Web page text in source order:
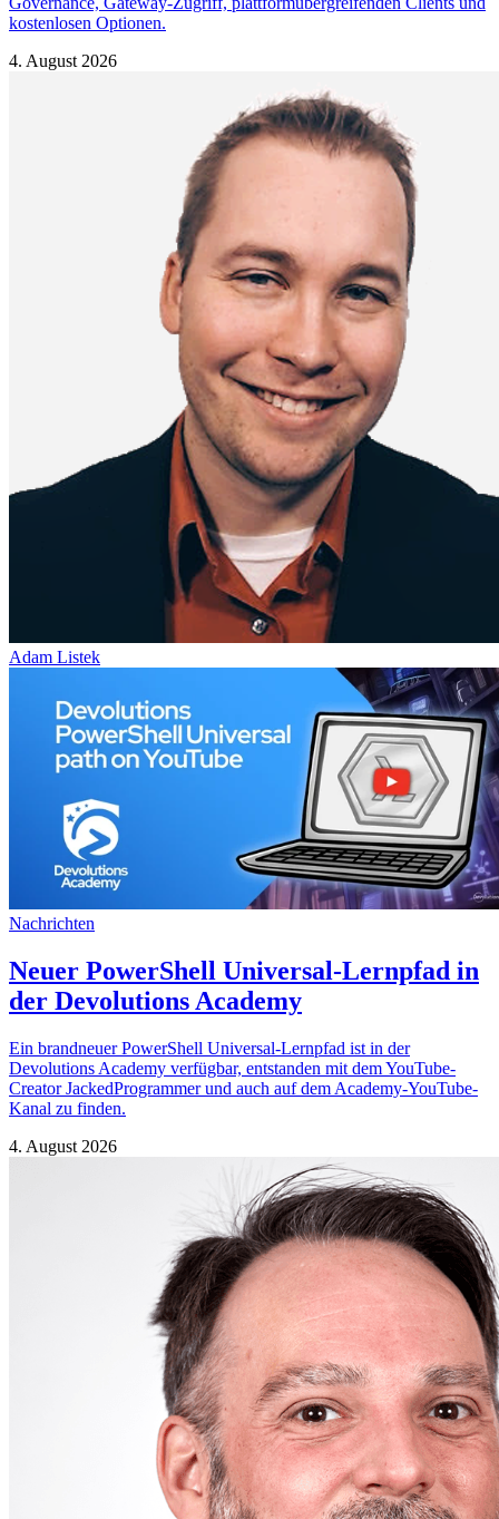
kostenlosen Optionen.
4. August 2026
Adam Listek
Nachrichten
Neuer PowerShell Universal-Lernpfad in
der Devolutions Academy
Ein brandneuer PowerShell Universal-Lernpfad ist in der
Devolutions Academy verfügbar, entstanden mit dem YouTube-
Creator JackedProgrammer und auch auf dem Academy-YouTube-
Kanal zu finden.
4. August 2026